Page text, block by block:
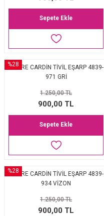
Sepete Ekle
%28
PİERRE CARDİN TİVİL EŞARP 4839-
971 GRİ
1.250,00 TL
900,00 TL
Sepete Ekle
%28
PİERRE CARDİN TİVİL EŞARP 4839-
934 VİZON
1.250,00 TL
900,00 TL